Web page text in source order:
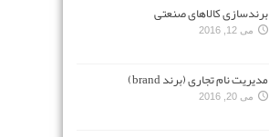
برندسازی کالاهای صنعتی
می 12, 2016
مدیریت نام تجاری (برند brand)
می 20, 2016